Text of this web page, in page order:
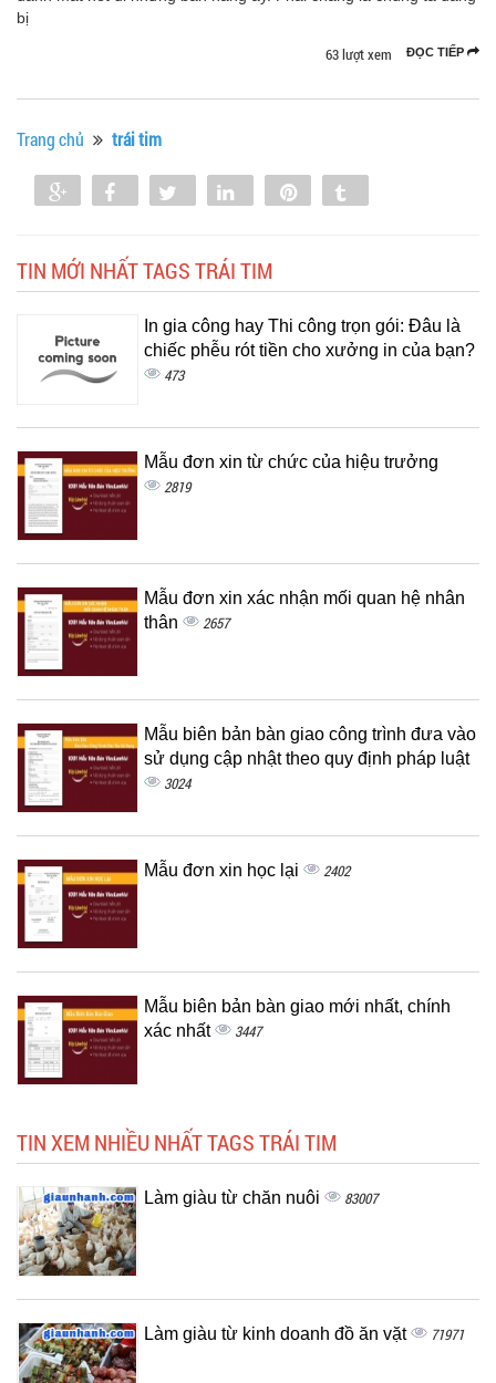
bị
ĐỌC TIẾP
63 lượt xem
Trang chủ trái tim
Share Share Tweet Share
TIN MỚI NHẤT TAGS TRÁI TIM
In gia công hay Thi công trọn gói: Đâu là
chiếc phễu rót tiền cho xưởng in của bạn?
473
Mẫu đơn xin từ chức của hiệu trưởng
2819
Mẫu đơn xin xác nhận mối quan hệ nhân
thân
2657
Mẫu biên bản bàn giao công trình đưa vào
sử dụng cập nhật theo quy định pháp luật
3024
Mẫu đơn xin học lại 2402
Mẫu biên bản bàn giao mới nhất, chính
xác nhất
3447
TIN XEM NHIỀU NHẤT TAGS TRÁI TIM
Làm giàu từ chăn nuôi 83007
Làm giàu từ kinh doanh đồ ăn vặt 71971